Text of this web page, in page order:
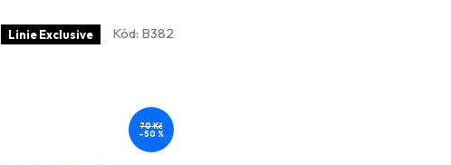
Linie Exclusive
70 Kč
–50 %
Kód: B382